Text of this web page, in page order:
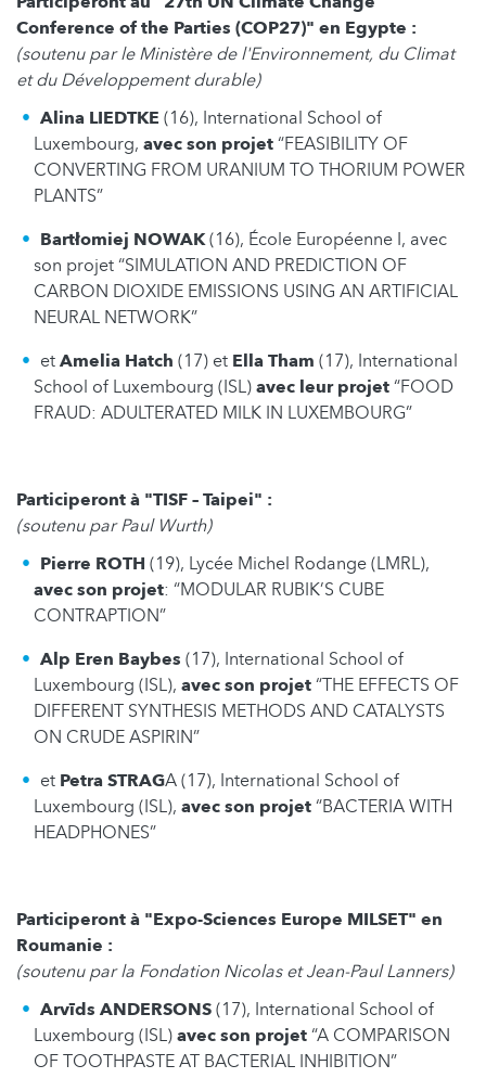
Conference of the Parties (COP27)" en Egypte :
(soutenu par le Ministère de l'Environnement, du Climat
et du Développement durable)
Alina LIEDTKE (16), International School of
Luxembourg, avec son projet“FEASIBILITY OF
CONVERTING FROM URANIUM TO THORIUM POWER
PLANTS”
Bartłomiej NOWAK(16), École Européenne I, avec
son projet “SIMULATION AND PREDICTION OF
CARBON DIOXIDE EMISSIONS USING AN ARTIFICIAL
NEURAL NETWORK”
etAmelia Hatch (17) et Ella Tham (17), International
School of Luxembourg (ISL)avec leur projet“FOOD
FRAUD: ADULTERATED MILK IN LUXEMBOURG”
Participeront à "TISF – Taipei" :
(soutenu par Paul Wurth)
Pierre ROTH (19), Lycée Michel Rodange (LMRL),
avec son projet: “MODULAR RUBIK’S CUBE
CONTRAPTION”
Alp Eren Baybes (17), International School of
Luxembourg (ISL), avec son projet“THE EFFECTS OF
DIFFERENT SYNTHESIS METHODS AND CATALYSTS
ON CRUDE ASPIRIN”
et Petra STRAGA (17), International School of
Luxembourg (ISL), avec son projet“BACTERIA WITH
HEADPHONES”
Participeront à "Expo-Sciences Europe MILSET" en
Roumanie :
(soutenu par la Fondation Nicolas et Jean-Paul Lanners)
Arvīds ANDERSONS(17), International School of
Luxembourg (ISL)avec son projet“A COMPARISON
OF TOOTHPASTE AT BACTERIAL INHIBITION”